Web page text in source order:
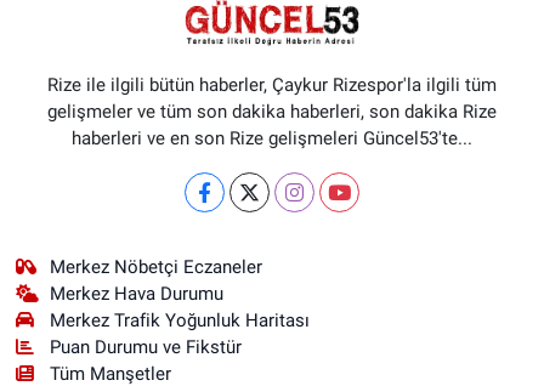
Rize ile ilgili bütün haberler, Çaykur Rizespor'la ilgili tüm
gelişmeler ve tüm son dakika haberleri, son dakika Rize
haberleri ve en son Rize gelişmeleri Güncel53'te...
Merkez Nöbetçi Eczaneler
Merkez Hava Durumu
Merkez Trafik Yoğunluk Haritası
Puan Durumu ve Fikstür
Tüm Manşetler